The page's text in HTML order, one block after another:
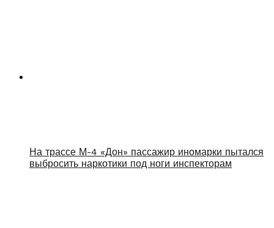
На трассе М-4 «Дон» пассажир иномарки пытался
выбросить наркотики под ноги инспекторам